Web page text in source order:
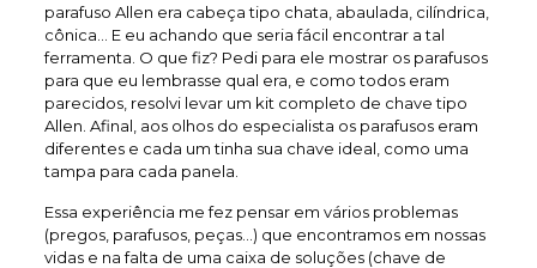
parafuso Allen era cabeça tipo chata, abaulada, cilíndrica,
cônica… E eu achando que seria fácil encontrar a tal
ferramenta. O que fiz? Pedi para ele mostrar os parafusos
para que eu lembrasse qual era, e como todos eram
parecidos, resolvi levar um kit completo de chave tipo
Allen. Afinal, aos olhos do especialista os parafusos eram
diferentes e cada um tinha sua chave ideal, como uma
tampa para cada panela.
Essa experiência me fez pensar em vários problemas
(pregos, parafusos, peças…) que encontramos em nossas
vidas e na falta de uma caixa de soluções (chave de